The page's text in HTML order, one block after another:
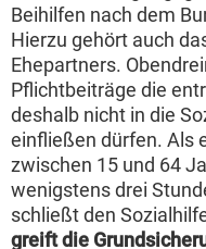
Beihilfen nach dem
Hierzu gehört auch
Ehepartners.
Pflichtbeiträge die
deshalb nicht in die
einfließen dürfen. Als
zwischen 15 und 64
wenigstens drei
schließt den
greift die